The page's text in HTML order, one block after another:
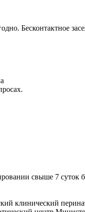
Бесконтактное
свыше 7 суток
клинический